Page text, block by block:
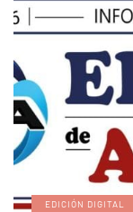
EDICIÓN DIGITAL